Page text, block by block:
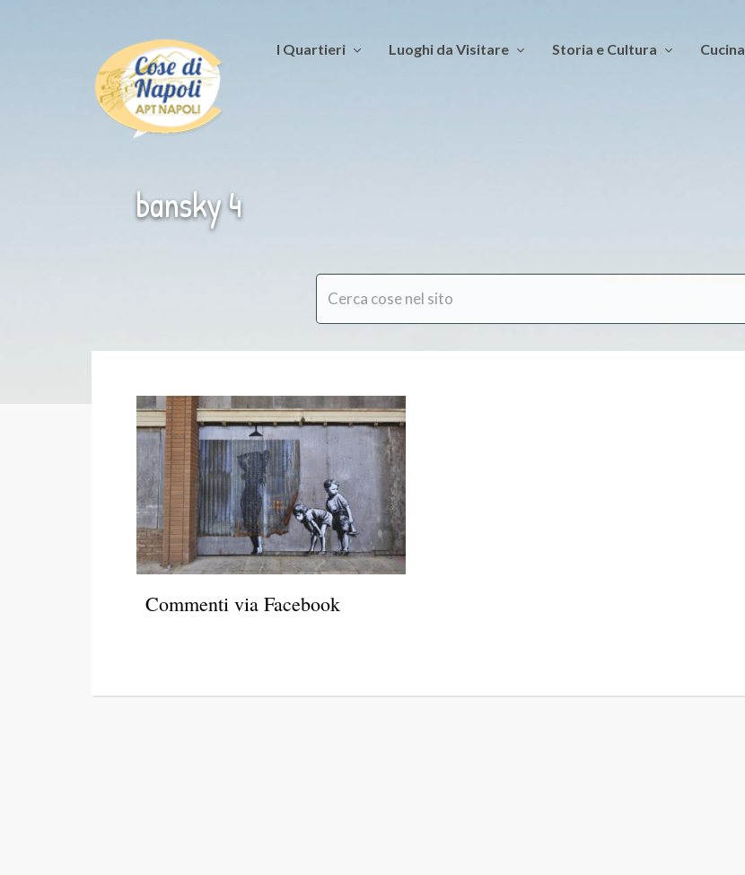
I Quartieri Luoghi da Visitare Storia e Cultura Cucina
bansky 4
Commenti via Facebook